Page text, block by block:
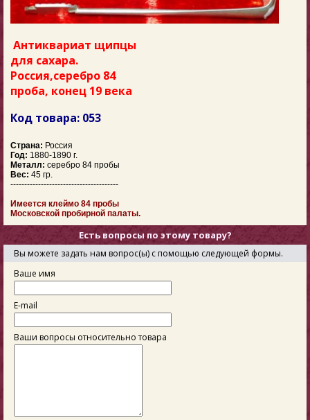
Антиквариат щипцы
для сахара.
Россия,серебро 84
проба, конец 19 века
Код товара: 053
Страна: Россия
Год: 1880-1890 г.
Металл: серебро 84 пробы
Вес: 45 гр.
---------------------------------------
Имеется клеймо 84 пробы
Московской пробирной палаты.
Есть вопросы по этому товару?
Вы можете задать нам вопрос(ы) с помощью следующей формы.
Ваше имя
E-mail
Ваши вопросы относительно товара